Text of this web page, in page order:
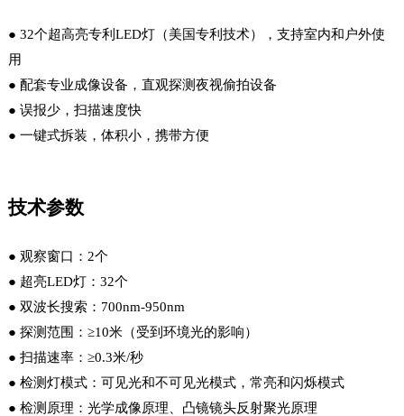
● 32个超高亮专利LED灯（美国专利技术），支持室内和户外使
用
● 配套专业成像设备，直观探测夜视偷拍设备
● 误报少，扫描速度快
● 一键式拆装，体积小，携带方便
技术参数
● 观察窗口：2个
● 超亮LED灯：32个
● 双波长搜索：700nm-950nm
● 探测范围：≥10米（受到环境光的影响）
● 扫描速率：≥0.3米/秒
● 检测灯模式：可见光和不可见光模式，常亮和闪烁模式
● 检测原理：光学成像原理、凸镜镜头反射聚光原理